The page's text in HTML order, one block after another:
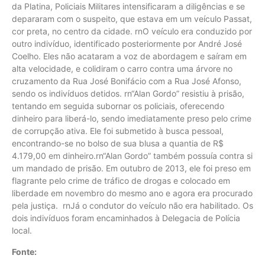
da Platina, Policiais Militares intensificaram a diligências e se
depararam com o suspeito, que estava em um veículo Passat,
cor preta, no centro da cidade. rnO veículo era conduzido por
outro indivíduo, identificado posteriormente por André José
Coelho. Eles não acataram a voz de abordagem e saíram em
alta velocidade, e colidiram o carro contra uma árvore no
cruzamento da Rua José Bonifácio com a Rua José Afonso,
sendo os indivíduos detidos. rn“Alan Gordo” resistiu à prisão,
tentando em seguida subornar os policiais, oferecendo
dinheiro para liberá-lo, sendo imediatamente preso pelo crime
de corrupção ativa. Ele foi submetido à busca pessoal,
encontrando-se no bolso de sua blusa a quantia de R$
4.179,00 em dinheiro.rn“Alan Gordo” também possuía contra si
um mandado de prisão. Em outubro de 2013, ele foi preso em
flagrante pelo crime de tráfico de drogas e colocado em
liberdade em novembro do mesmo ano e agora era procurado
pela justiça. rnJá o condutor do veículo não era habilitado. Os
dois indivíduos foram encaminhados à Delegacia de Polícia
local.
Fonte: